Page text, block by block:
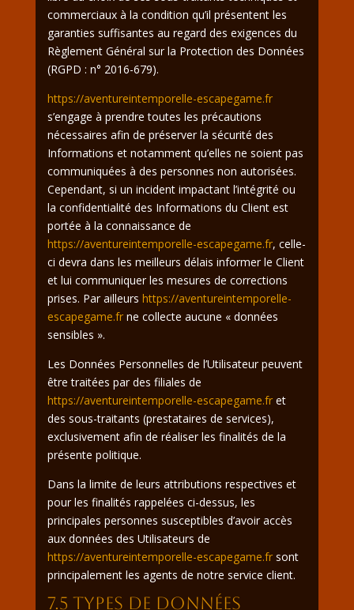
commerciaux à la condition qu’il présentent les
garanties suffisantes au regard des exigences du
Règlement Général sur la Protection des Données
(RGPD : n° 2016-679).
https://aventureintemporelle-escapegame.fr
s’engage à prendre toutes les précautions
nécessaires afin de préserver la sécurité des
Informations et notamment qu’elles ne soient pas
communiquées à des personnes non autorisées.
Cependant, si un incident impactant l’intégrité ou
la confidentialité des Informations du Client est
portée à la connaissance de
https://aventureintemporelle-escapegame.fr, celle-
ci devra dans les meilleurs délais informer le Client
et lui communiquer les mesures de corrections
prises. Par ailleurs https://aventureintemporelle-
escapegame.frne collecte aucune « données
sensibles ».
Les Données Personnelles de l’Utilisateur peuvent
être traitées par des filiales de
https://aventureintemporelle-escapegame.fret
des sous-traitants (prestataires de services),
exclusivement afin de réaliser les finalités de la
présente politique.
Dans la limite de leurs attributions respectives et
pour les finalités rappelées ci-dessus, les
principales personnes susceptibles d’avoir accès
aux données des Utilisateurs de
https://aventureintemporelle-escapegame.frsont
principalement les agents de notre service client.
7.5 Types de données